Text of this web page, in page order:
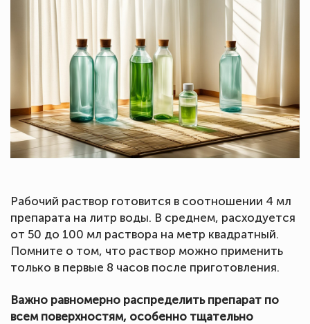
Рабочий раствор готовится в соотношении 4 мл
препарата на литр воды. В среднем, расходуется
от 50 до 100 мл раствора на метр квадратный.
Помните о том, что раствор можно применить
только в первые 8 часов после приготовления.
Важно равномерно распределить препарат по
всем поверхностям, особенно тщательно